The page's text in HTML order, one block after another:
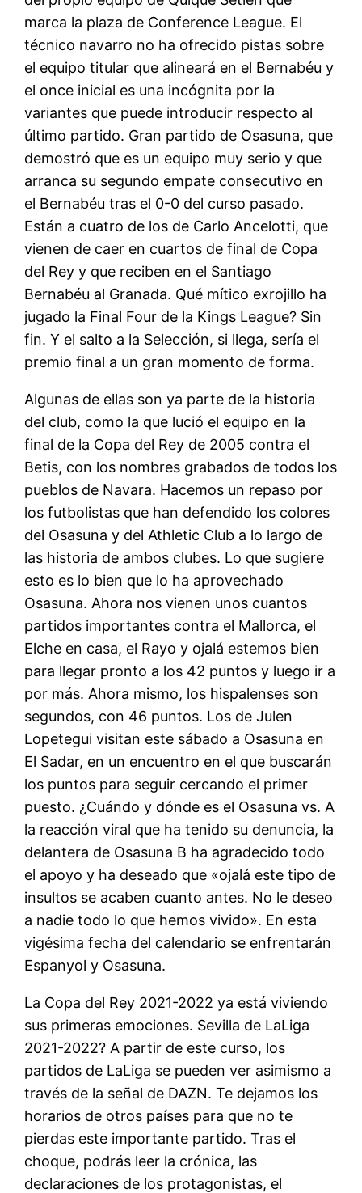
marca la plaza de Conference League. El
técnico navarro no ha ofrecido pistas sobre
el equipo titular que alineará en el Bernabéu y
el once inicial es una incógnita por la
variantes que puede introducir respecto al
último partido. Gran partido de Osasuna, que
demostró que es un equipo muy serio y que
arranca su segundo empate consecutivo en
el Bernabéu tras el 0-0 del curso pasado.
Están a cuatro de los de Carlo Ancelotti, que
vienen de caer en cuartos de final de Copa
del Rey y que reciben en el Santiago
Bernabéu al Granada. Qué mítico exrojillo ha
jugado la Final Four de la Kings League? Sin
fin. Y el salto a la Selección, si llega, sería el
premio final a un gran momento de forma.
Algunas de ellas son ya parte de la historia
del club, como la que lució el equipo en la
final de la Copa del Rey de 2005 contra el
Betis, con los nombres grabados de todos los
pueblos de Navara. Hacemos un repaso por
los futbolistas que han defendido los colores
del Osasuna y del Athletic Club a lo largo de
las historia de ambos clubes. Lo que sugiere
esto es lo bien que lo ha aprovechado
Osasuna. Ahora nos vienen unos cuantos
partidos importantes contra el Mallorca, el
Elche en casa, el Rayo y ojalá estemos bien
para llegar pronto a los 42 puntos y luego ir a
por más. Ahora mismo, los hispalenses son
segundos, con 46 puntos. Los de Julen
Lopetegui visitan este sábado a Osasuna en
El Sadar, en un encuentro en el que buscarán
los puntos para seguir cercando el primer
puesto. ¿Cuándo y dónde es el Osasuna vs. A
la reacción viral que ha tenido su denuncia, la
delantera de Osasuna B ha agradecido todo
el apoyo y ha deseado que «ojalá este tipo de
insultos se acaben cuanto antes. No le deseo
a nadie todo lo que hemos vivido». En esta
vigésima fecha del calendario se enfrentarán
Espanyol y Osasuna.
La Copa del Rey 2021-2022 ya está viviendo
sus primeras emociones. Sevilla de LaLiga
2021-2022? A partir de este curso, los
partidos de LaLiga se pueden ver asimismo a
través de la señal de DAZN. Te dejamos los
horarios de otros países para que no te
pierdas este importante partido. Tras el
choque, podrás leer la crónica, las
declaraciones de los protagonistas, el